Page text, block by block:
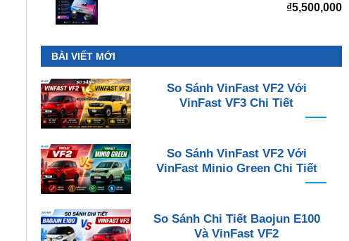
₫5,500,000
BÀI VIẾT MỚI
So Sánh VinFast VF2 Với
VinFast VF3 Chi Tiết
So Sánh VinFast VF2 Với
VinFast Minio Green Chi Tiết
So Sánh Chi Tiết Baojun E100
Và VinFast VF2